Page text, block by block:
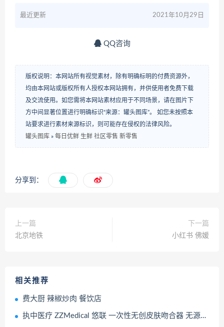
最近更新 2021年10月29日
QQ咨询
版权说明：本网站所有视觉素材，除有明确标明的付费资源外，
均由本网站或版权所有人授权本网站拥有，并供使用者免费下载
及交流使用。如您需将本网站素材应用于不同场景，请在图片下
方中间显著位置进行明确标识“来源：罐头图库”。 如您未按照本
站要求进行素材来源标识，则可能存在侵权的法律风险。
罐头图库 » 每日优鲜 生鲜 社区零售 新零售
分享到：
上一篇
北京地铁
下一篇
小红书 佛媛
相关推荐
费大厨 辣椒炒肉 餐饮店
执中医疗 ZZMedical 悠联 一次性无创皮肤吻合器 无源手术器械